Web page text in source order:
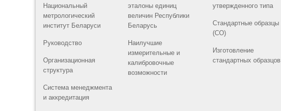
Национальный
метрологический
институт Беларуси
Руководство
Организационная
структура
Система менеджмента
и аккредитация
эталоны единиц
величин Республики
Беларусь
Наилучшие
измерительные и
калибровочные
возможности
утвержденного типа
Стандартные образцы
(СО)
Изготовление
стандартных образцов